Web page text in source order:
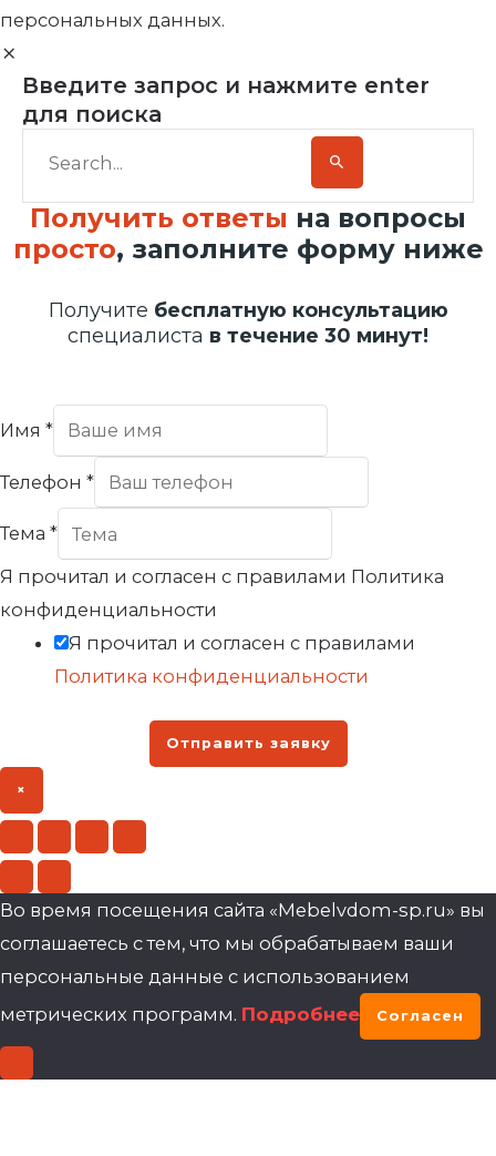
персональных данных.
Введите запрос и нажмите enter
для поиска
Получить ответы на вопросы
просто, заполните форму ниже
Получите бесплатную консультацию
специалиста в течение 30 минут!
Имя *
Телефон *
Тема *
Я прочитал и согласен с правилами Политика
конфиденциальности
Я прочитал и согласен с правилами
Политика конфиденциальности
Отправить заявку
×
Во время посещения сайта «Mebelvdom-sp.ru» вы
соглашаетесь с тем, что мы обрабатываем ваши
персональные данные с использованием
метрических программ. Подробнее Согласен